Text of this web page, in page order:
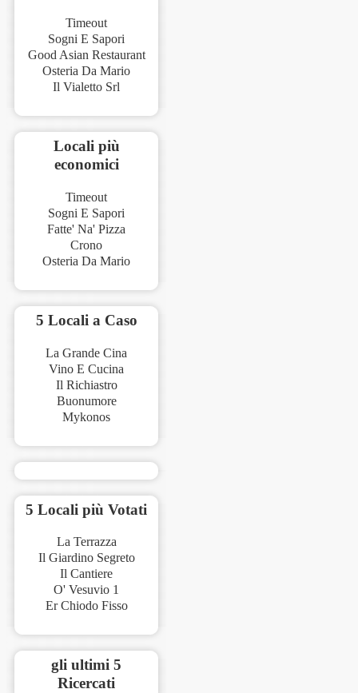
Timeout
Sogni E Sapori
Good Asian Restaurant
Osteria Da Mario
Il Vialetto Srl
Locali più
economici
Timeout
Sogni E Sapori
Fatte' Na' Pizza
Crono
Osteria Da Mario
5 Locali a Caso
La Grande Cina
Vino E Cucina
Il Richiastro
Buonumore
Mykonos
5 Locali più Votati
La Terrazza
Il Giardino Segreto
Il Cantiere
O' Vesuvio 1
Er Chiodo Fisso
gli ultimi 5
Ricercati